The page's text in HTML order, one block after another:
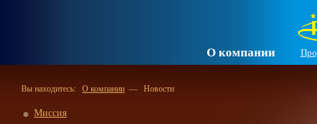
О компании
Вы находитесь: О компании — Новости
Миссия